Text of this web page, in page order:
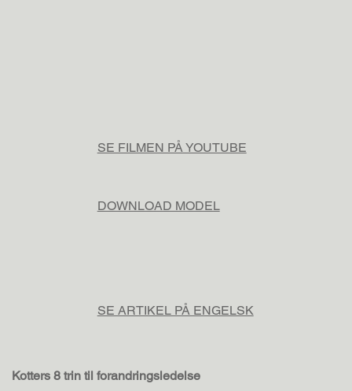
SE FILMEN PÅ YOUTUBE
DOWNLOAD MODEL
SE ARTIKEL PÅ ENGELSK
Kotters 8 trin til forandringsledelse